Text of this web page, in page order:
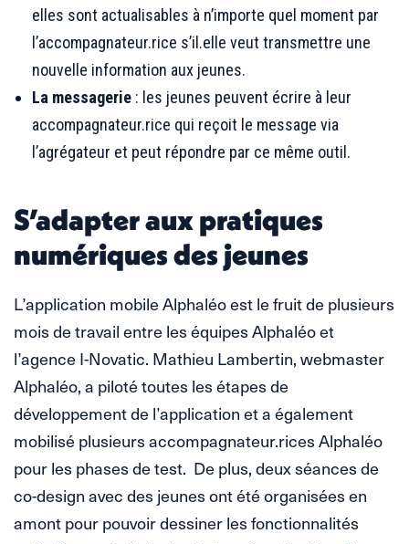
elles sont actualisables à n’importe quel moment par
l’accompagnateur.rice s’il.elle veut transmettre une
nouvelle information aux jeunes.
La messagerie : les jeunes peuvent écrire à leur
accompagnateur.rice qui reçoit le message via
l’agrégateur et peut répondre par ce même outil.
S’adapter aux pratiques
numériques des jeunes
L’application mobile Alphaléo est le fruit de plusieurs
mois de travail entre les équipes Alphaléo et
l’agence I-Novatic. Mathieu Lambertin, webmaster
Alphaléo, a piloté toutes les étapes de
développement de l’application et a également
mobilisé plusieurs accompagnateur.rices Alphaléo
pour les phases de test. De plus, deux séances de
co-design avec des jeunes ont été organisées en
amont pour pouvoir dessiner les fonctionnalités